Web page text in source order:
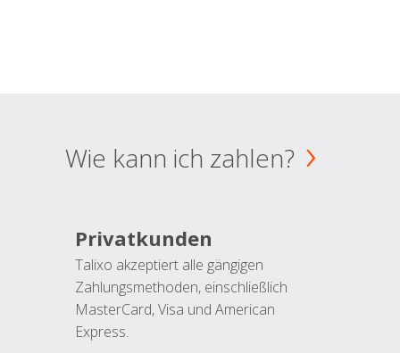
Wie kann ich zahlen?
Privatkunden
Talixo akzeptiert alle gängigen
Zahlungsmethoden, einschließlich
MasterCard, Visa und American
Express.